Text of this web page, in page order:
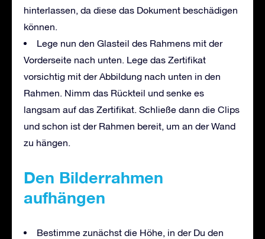
hinterlassen, da diese das Dokument beschädigen
können.
Lege nun den Glasteil des Rahmens mit der
Vorderseite nach unten. Lege das Zertifikat
vorsichtig mit der Abbildung nach unten in den
Rahmen. Nimm das Rückteil und senke es
langsam auf das Zertifikat. Schließe dann die Clips
und schon ist der Rahmen bereit, um an der Wand
zu hängen.
Den Bilderrahmen
aufhängen
Bestimme zunächst die Höhe, in der Du den